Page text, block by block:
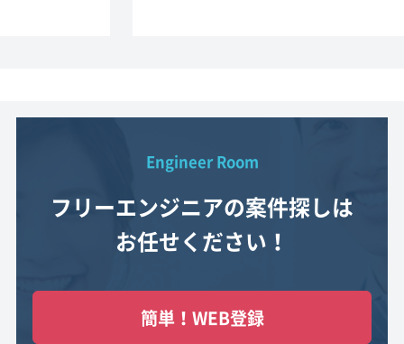
Engineer Room
フリーエンジニアの案件探しは
お任せください！
簡単！WEB登録